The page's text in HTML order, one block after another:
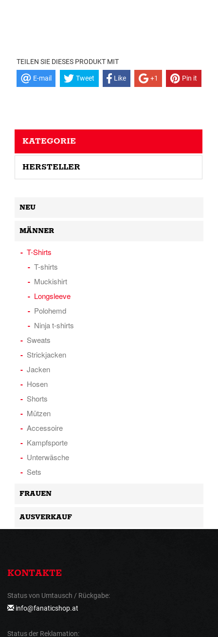
TEILEN SIE DIESES PRODUKT MIT
E-mail Tweet Like +1 Pin it
KATEGORIE
HERSTELLER
NEU
MÄNNER
T-Shirts
T-shirts
Muckishirt
Longsleeve
Polohemd
Ninja t-shirts
Sweats
Strickjacken
Jacken
Hosen
Shorts
Mützen
Accessoire
Kampfsporte
Unterwäsche
Sets
FRAUEN
AUSVERKAUF
KONTAKTE
Status von Umtausch / Rückgabe:
info@fanaticshop.at
Status der Reklamation: